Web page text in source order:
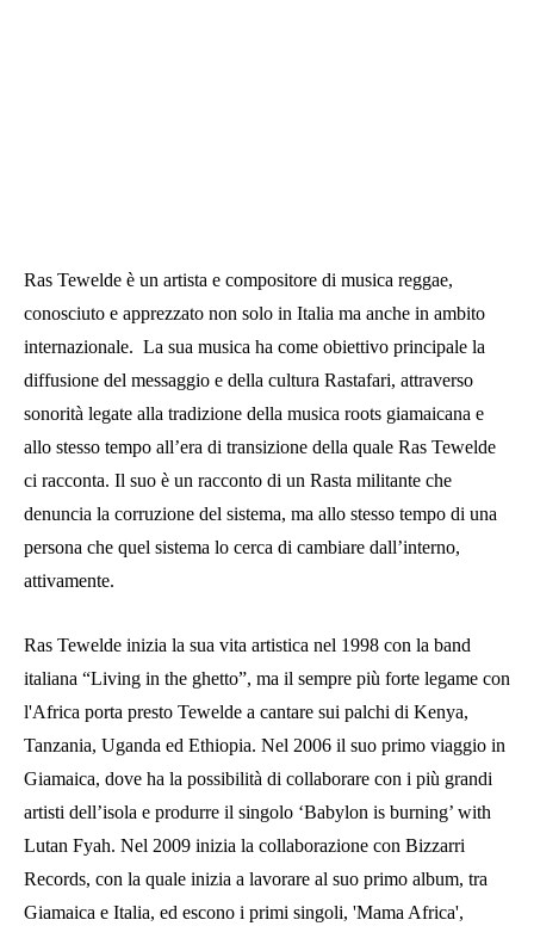
Ras Tewelde è un artista e compositore di musica reggae,
conosciuto e apprezzato non solo in Italia ma anche in ambito
internazionale. La sua musica ha come obiettivo principale la
diffusione del messaggio e della cultura Rastafari, attraverso
sonorità legate alla tradizione della musica roots giamaicana e
allo stesso tempo all’era di transizione della quale Ras Tewelde
ci racconta. Il suo è un racconto di un Rasta militante che
denuncia la corruzione del sistema, ma allo stesso tempo di una
persona che quel sistema lo cerca di cambiare dall’interno,
attivamente.
Ras Tewelde inizia la sua vita artistica nel 1998 con la band
italiana “Living in the ghetto”, ma il sempre più forte legame con
l'Africa porta presto Tewelde a cantare sui palchi di Kenya,
Tanzania, Uganda ed Ethiopia. Nel 2006 il suo primo viaggio in
Giamaica, dove ha la possibilità di collaborare con i più grandi
artisti dell’isola e produrre il singolo ‘Babylon is burning’ with
Lutan Fyah. Nel 2009 inizia la collaborazione con Bizzarri
Records, con la quale inizia a lavorare al suo primo album, tra
Giamaica e Italia, ed escono i primi singoli, 'Mama Africa',